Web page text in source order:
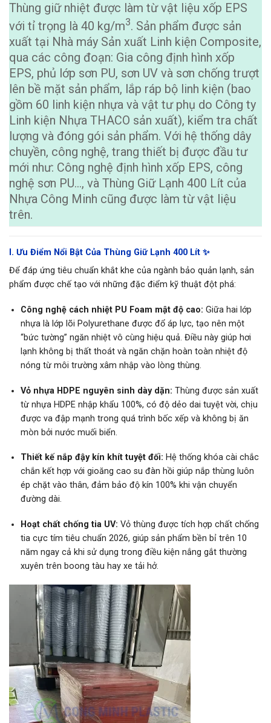
Thùng giữ nhiệt được làm từ vật liệu xốp EPS
với tỉ trọng là 40 kg/m3. Sản phẩm được sản
xuất tại Nhà máy Sản xuất Linh kiện Composite,
qua các công đoạn: Gia công định hình xốp
EPS, phủ lớp sơn PU, sơn UV và sơn chống trượt
lên bề mặt sản phẩm, lắp ráp bộ linh kiện (bao
gồm 60 linh kiện nhựa và vật tư phụ do Công ty
Linh kiện Nhựa THACO sản xuất), kiểm tra chất
lượng và đóng gói sản phẩm. Với hệ thống dây
chuyền, công nghệ, trang thiết bị được đầu tư
mới như: Công nghệ định hình xốp EPS, công
nghệ sơn PU…, và Thùng Giữ Lạnh 400 Lít của
Nhựa Công Minh cũng được làm từ vật liệu
trên.
I. Ưu Điểm Nổi Bật Của Thùng Giữ Lạnh 400 Lít ✨
Để đáp ứng tiêu chuẩn khắt khe của ngành bảo quản lạnh, sản
phẩm được chế tạo với những đặc điểm kỹ thuật đột phá:
Công nghệ cách nhiệt PU Foam mật độ cao: Giữa hai lớp
nhựa là lớp lõi Polyurethane được đổ áp lực, tạo nên một
“bức tường” ngăn nhiệt vô cùng hiệu quả. Điều này giúp hơi
lạnh không bị thất thoát và ngăn chặn hoàn toàn nhiệt độ
nóng từ môi trường xâm nhập vào lòng thùng.
Vỏ nhựa HDPE nguyên sinh dày dặn: Thùng được sản xuất
từ nhựa HDPE nhập khẩu 100%, có độ dẻo dai tuyệt vời, chịu
được va đập mạnh trong quá trình bốc xếp và không bị ăn
mòn bởi nước muối biển.
Thiết kế nắp đậy kín khít tuyệt đối: Hệ thống khóa cài chắc
chắn kết hợp với gioăng cao su đàn hồi giúp nắp thùng luôn
ép chặt vào thân, đảm bảo độ kín 100% khi vận chuyển
đường dài.
Hoạt chất chống tia UV: Vỏ thùng được tích hợp chất chống
tia cực tím tiêu chuẩn 2026, giúp sản phẩm bền bỉ trên 10
năm ngay cả khi sử dụng trong điều kiện nắng gắt thường
xuyên trên boong tàu hay xe tải hở.